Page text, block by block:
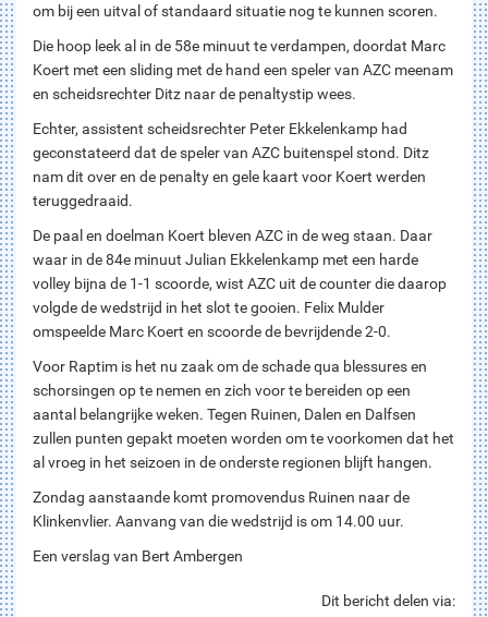
om bij een uitval of standaard situatie nog te kunnen scoren.
Die hoop leek al in de 58e minuut te verdampen, doordat Marc
Koert met een sliding met de hand een speler van AZC meenam
en scheidsrechter Ditz naar de penaltystip wees.
Echter, assistent scheidsrechter Peter Ekkelenkamp had
geconstateerd dat de speler van AZC buitenspel stond. Ditz
nam dit over en de penalty en gele kaart voor Koert werden
teruggedraaid.
De paal en doelman Koert bleven AZC in de weg staan. Daar
waar in de 84e minuut Julian Ekkelenkamp met een harde
volley bijna de 1-1 scoorde, wist AZC uit de counter die daarop
volgde de wedstrijd in het slot te gooien. Felix Mulder
omspeelde Marc Koert en scoorde de bevrijdende 2-0.
Voor Raptim is het nu zaak om de schade qua blessures en
schorsingen op te nemen en zich voor te bereiden op een
aantal belangrijke weken. Tegen Ruinen, Dalen en Dalfsen
zullen punten gepakt moeten worden om te voorkomen dat het
al vroeg in het seizoen in de onderste regionen blijft hangen.
Zondag aanstaande komt promovendus Ruinen naar de
Klinkenvlier. Aanvang van die wedstrijd is om 14.00 uur.
Een verslag van Bert Ambergen
Dit bericht delen via: